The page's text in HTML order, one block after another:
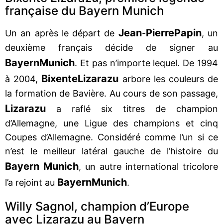
française du Bayern Munich
Un an après le départ de Jean-PierrePapin, un
deuxième français décide de signer au
BayernMunich. Et pas n’importe lequel. De 1994
à 2004, BixenteLizarazu arbore les couleurs de
la formation de Bavière. Au cours de son passage,
Lizarazu a raflé six titres de champion
d’Allemagne, une Ligue des champions et cinq
Coupes d’Allemagne. Considéré comme l’un si ce
n’est le meilleur latéral gauche de l’histoire du
Bayern Munich, un autre international tricolore
l’a rejoint au BayernMunich.
Willy Sagnol, champion d’Europe
avec Lizarazu au Bayern